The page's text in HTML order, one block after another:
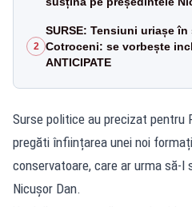
2
SURSE: Tensiuni uriașe
Cotroceni: se vorbește
ANTICIPATE
Surse politice au precizat pentru
pregăti înființarea unei noi
conservatoare, care ar urma să-l
Nicușor Dan.